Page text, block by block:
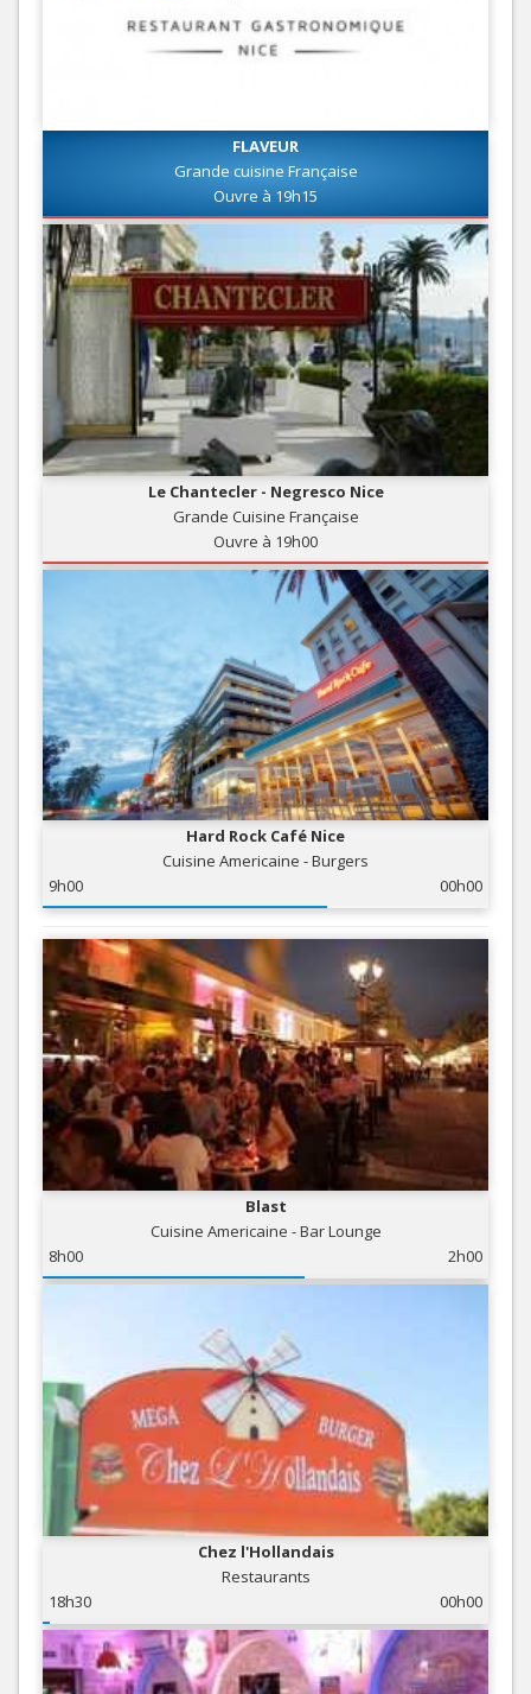
FLAVEUR
Grande cuisine Française
Ouvre à 19h15
Le Chantecler - Negresco Nice
Grande Cuisine Française
Ouvre à 19h00
Hard Rock Café Nice
Cuisine Americaine - Burgers
9h00
00h00
Blast
Cuisine Americaine - Bar Lounge
8h00
2h00
Chez l'Hollandais
Restaurants
18h30
00h00